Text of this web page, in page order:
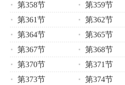
第358节
第359节
第361节
第362节
第364节
第365节
第367节
第368节
第370节
第371节
第373节
第374节